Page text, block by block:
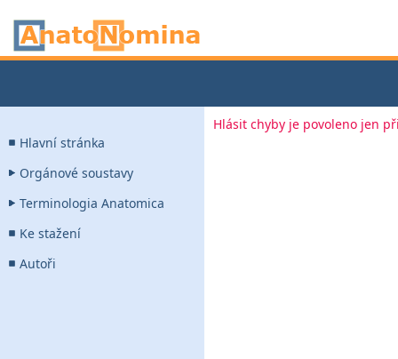
Hlavní stránka
Orgánové soustavy
Terminologia Anatomica
Ke stažení
Autoři
Hlásit chyby je povoleno jen